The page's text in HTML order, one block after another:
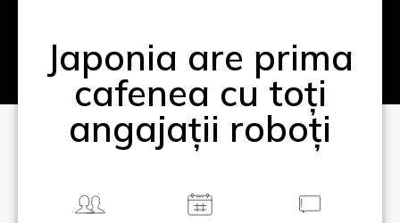
Japonia are prima
cafenea cu toți
angajații roboți